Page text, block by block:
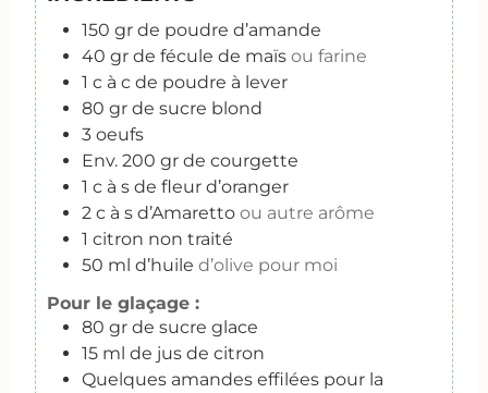
150 gr de poudre d’amande
40 gr de fécule de maïs ou farine
1 c à c de poudre à lever
80 gr de sucre blond
3 oeufs
Env. 200 gr de courgette
1 c à s de fleur d’oranger
2 c à s d’Amaretto ou autre arôme
1 citron non traité
50 ml d’huile d’olive pour moi
Pour le glaçage :
80 gr de sucre glace
15 ml de jus de citron
Quelques amandes effilées pour la